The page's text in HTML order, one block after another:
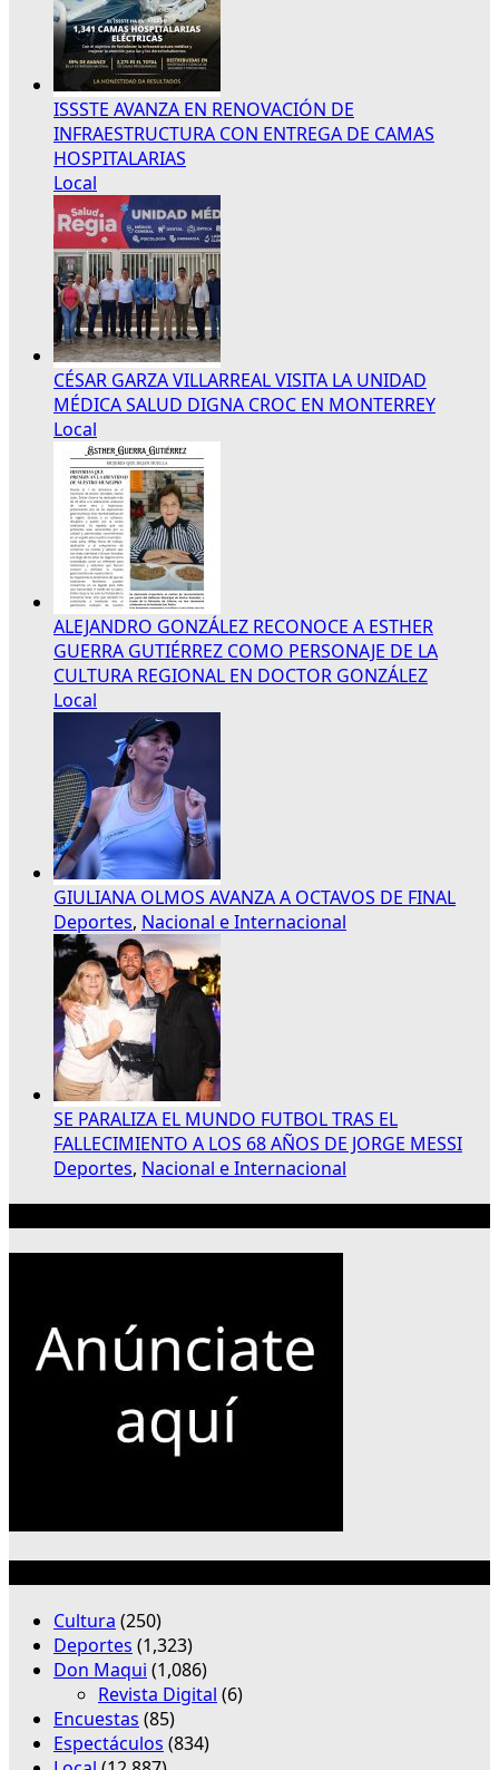
ISSSTE AVANZA EN RENOVACIÓN DE
INFRAESTRUCTURA CON ENTREGA DE CAMAS
HOSPITALARIAS
Local
CÉSAR GARZA VILLARREAL VISITA LA UNIDAD
MÉDICA SALUD DIGNA CROC EN MONTERREY
Local
ALEJANDRO GONZÁLEZ RECONOCE A ESTHER
GUERRA GUTIÉRREZ COMO PERSONAJE DE LA
CULTURA REGIONAL EN DOCTOR GONZÁLEZ
Local
GIULIANA OLMOS AVANZA A OCTAVOS DE FINAL
Deportes, Nacional e Internacional
SE PARALIZA EL MUNDO FUTBOL TRAS EL
FALLECIMIENTO A LOS 68 AÑOS DE JORGE MESSI
Deportes, Nacional e Internacional
Cultura (250)
Deportes (1,323)
Don Maqui (1,086)
Revista Digital (6)
Encuestas (85)
Espectáculos (834)